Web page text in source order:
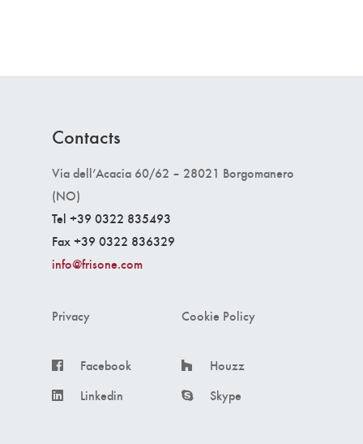
Contacts
Via dell’Acacia 60/62 – 28021 Borgomanero
(NO)
Tel +39 0322 835493
Fax +39 0322 836329
info@frisone.com
Privacy Cookie Policy
Facebook
Houzz
Linkedin
Skype